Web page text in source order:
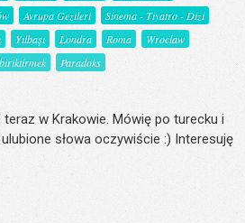
Avrupa Gezileri
Sinema - Tiyatro - Dizi
Yılbaşı Londra Roma
Wroclaw
Paradoks
w Krakowie. Mówię po turecku i
słowa oczywiście :) Interesuję